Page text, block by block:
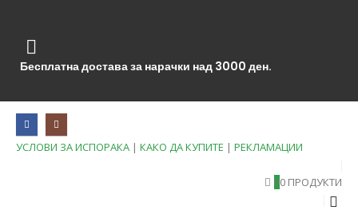
Бесплатна достава за нарачки над 3000 ден.
УСЛОВИ ЗА ИСПОРАКА | КАКО ДА КУПИТЕ | РЕКЛАМАЦИИ
00 ПРОДУКТИ